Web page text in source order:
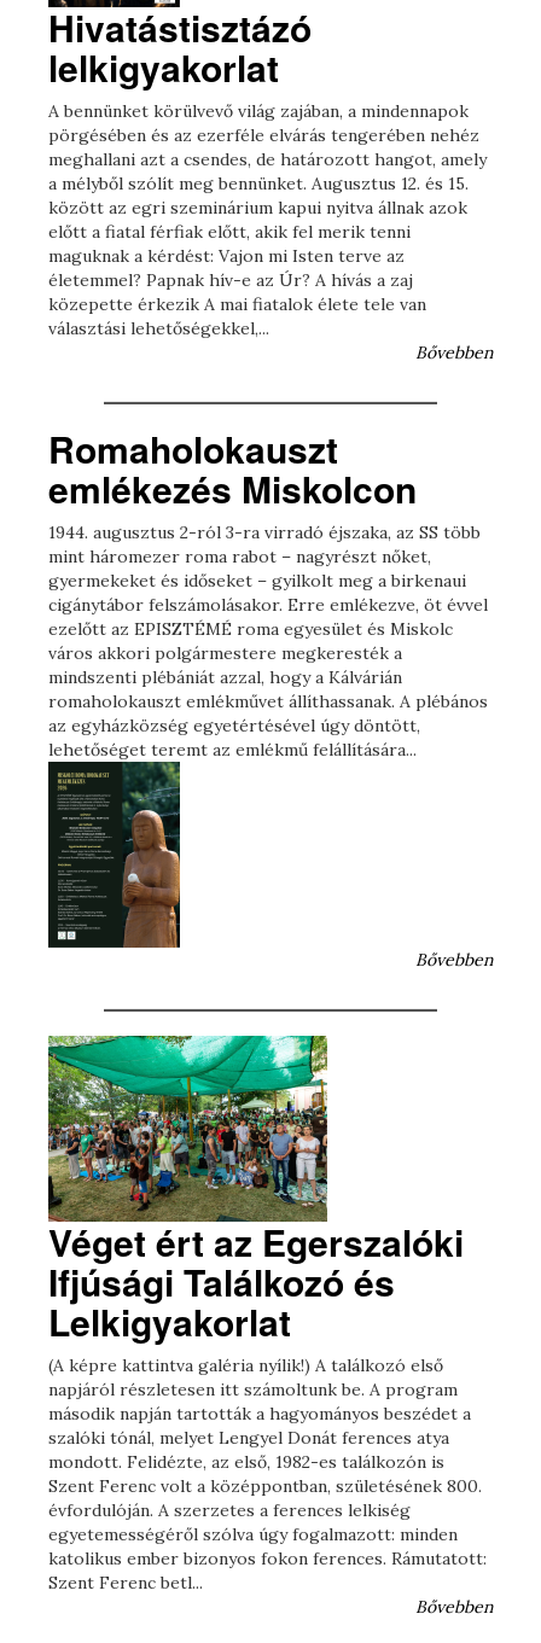
Hivatástisztázó
lelkigyakorlat
A bennünket körülvevő világ zajában, a mindennapok
pörgésében és az ezerféle elvárás tengerében nehéz
meghallani azt a csendes, de határozott hangot, amely
a mélyből szólít meg bennünket. Augusztus 12. és 15.
között az egri szeminárium kapui nyitva állnak azok
előtt a fiatal férfiak előtt, akik fel merik tenni
maguknak a kérdést: Vajon mi Isten terve az
életemmel? Papnak hív-e az Úr? A hívás a zaj
közepette érkezik A mai fiatalok élete tele van
választási lehetőségekkel,...
Bővebben
Romaholokauszt
emlékezés Miskolcon
1944. augusztus 2-ról 3-ra virradó éjszaka, az SS több
mint háromezer roma rabot – nagyrészt nőket,
gyermekeket és időseket – gyilkolt meg a birkenaui
cigánytábor felszámolásakor. Erre emlékezve, öt évvel
ezelőtt az EPISZTÉMÉ roma egyesület és Miskolc
város akkori polgármestere megkeresték a
mindszenti plébániát azzal, hogy a Kálvárián
romaholokauszt emlékművet állíthassanak. A plébános
az egyházközség egyetértésével úgy döntött,
lehetőséget teremt az emlékmű felállítására...
Bővebben
Véget ért az Egerszalóki
Ifjúsági Találkozó és
Lelkigyakorlat
(A képre kattintva galéria nyílik!) A találkozó első
napjáról részletesen itt számoltunk be. A program
második napján tartották a hagyományos beszédet a
szalóki tónál, melyet Lengyel Donát ferences atya
mondott. Felidézte, az első, 1982-es találkozón is
Szent Ferenc volt a középpontban, születésének 800.
évfordulóján. A szerzetes a ferences lelkiség
egyetemességéről szólva úgy fogalmazott: minden
katolikus ember bizonyos fokon ferences. Rámutatott:
Szent Ferenc betl...
Bővebben